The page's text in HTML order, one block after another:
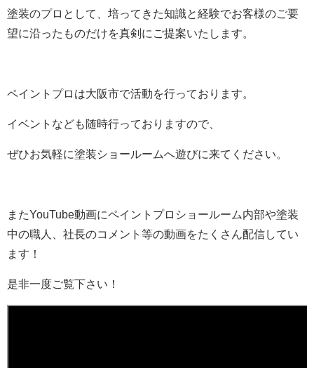
塗装のプロとして、培ってきた知識と経験でお客様のご要
望に沿ったものだけを真剣にご提案いたします。
ペイントプロは大阪市で活動を行っております。
イベントなども随時行っておりますので、
ぜひお気軽に塗装ショールームへ遊びに来てください。
またYouTube動画にペイントプロショールーム内部や塗装
中の職人、社長のコメント等の動画をたくさん配信してい
ます！
是非一度ご覧下さい！